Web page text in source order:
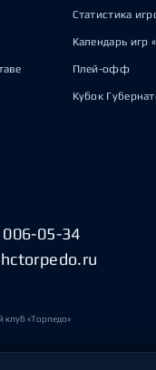
Статистика
Календарь игр
Плей-офф
Кубок
006-05-34
«Торпедо»